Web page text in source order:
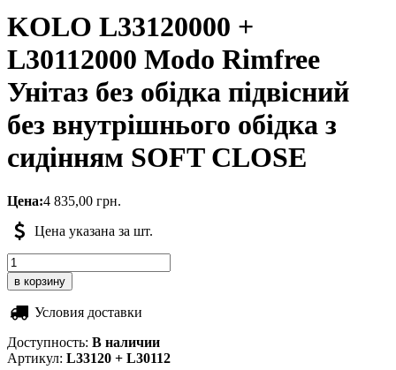
KOLO L33120000 +
L30112000 Modo Rimfree
Унітаз без обідка підвісний
без внутрішнього обідка з
сидінням SOFT CLOSE
Цена:4 835,00 грн.
Цена указана за шт.
Условия доставки
Доступность: В наличии
Артикул: L33120 + L30112